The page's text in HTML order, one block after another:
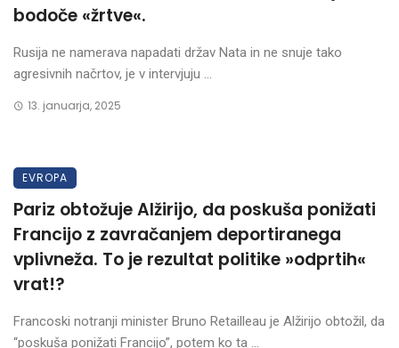
bodoče «žrtve«.
Rusija ne namerava napadati držav Nata in ne snuje tako
agresivnih načrtov, je v intervjuju ...
13. januarja, 2025
EVROPA
Pariz obtožuje Alžirijo, da poskuša ponižati
Francijo z zavračanjem deportiranega
vplivneža. To je rezultat politike »odprtih«
vrat!?
Francoski notranji minister Bruno Retailleau je Alžirijo obtožil, da
“poskuša ponižati Francijo”, potem ko ta ...